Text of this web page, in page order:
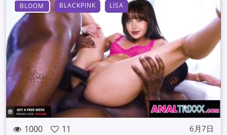
BLOOM BLACKPINK LISA
1000 11 6月7日